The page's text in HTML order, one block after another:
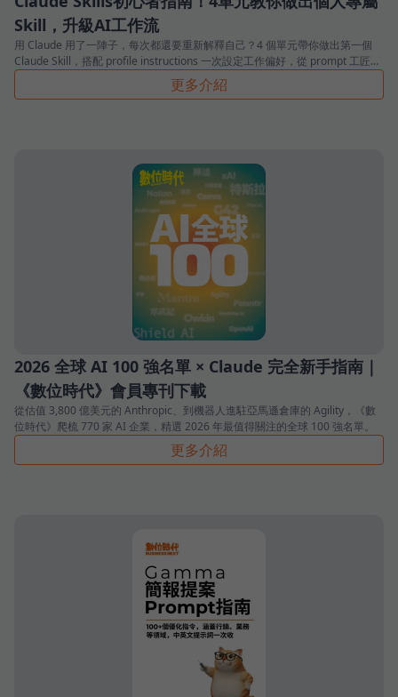
Skill，升級AI工作流
用 Claude 用了一陣子，每次都還要重新解釋自己？4 個單元帶你做出第一個
Claude Skill，搭配 profile instructions 一次設定工作偏好，從 prompt 工匠升
級成 AI 工作流操作者。
更多介紹
2026 全球 AI 100 強名單 × Claude 完全新手指南｜
《數位時代》會員專刊下載
從估值 3,800 億美元的 Anthropic、到機器人進駐亞馬遜倉庫的 Agility，《數
位時代》爬梳 770 家 AI 企業，精選 2026 年最值得關注的全球 100 強名單。
更多介紹